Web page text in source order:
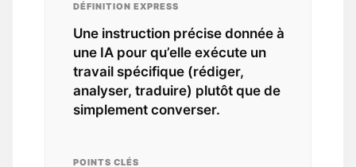
DÉFINITION EXPRESS
Une instruction précise donnée à
une IA pour qu’elle exécute un
travail spécifique (rédiger,
analyser, traduire) plutôt que de
simplement converser.
POINTS CLÉS